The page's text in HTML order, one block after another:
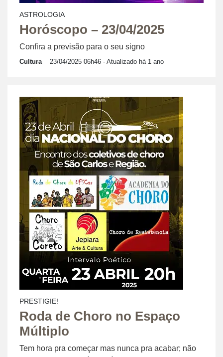
ASTROLOGIA
Horóscopo – 23/04/2025
Confira a previsão para o seu signo
Cultura 23/04/2025 06h46 - Atualizado há 1 ano
PRESTIGIE!
Roda de Choro no Espaço
Múltiplo
Tem hora pra começar mas nunca pra acabar; não